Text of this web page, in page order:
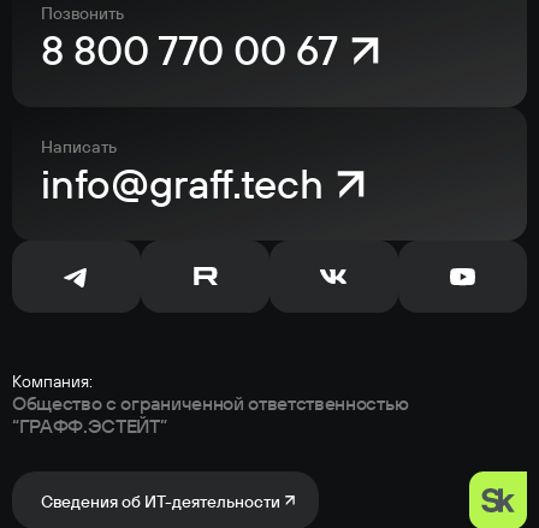
Позвонить
8 800 770 00 67
Написать
info@graff.tech
Компания:
Общество с ограниченной ответственностью
“ГРАФФ.ЭСТЕЙТ”
Сведения об ИТ-деятельности